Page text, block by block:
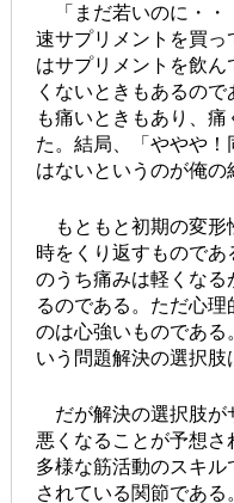
「まだ若いのに・・
速サプリメントを買
はサプリメントを飲
くないときもあるの
も痛いときもあり、
た。結局、「ややや
はないというのが俺の
もともと初期の変形
時をくり返すもので
のうち痛みは軽くなる
るのである。ただ心理
のは心強いものである
いう問題解決の選択肢
だが解決の選択肢が
悪くなることが予想さ
多様な筋活動のスキ
されている関節である